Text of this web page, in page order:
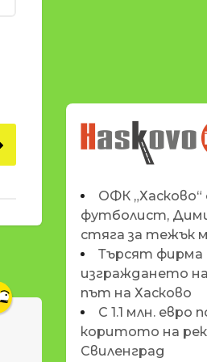
НОВИНИТЕ
ОФК „Хасково“
футболист,
стяга за тежък
Търсят фирма
изграждането
път на Хасково
С 1.1 млн. евро
коритото на
Свиленград